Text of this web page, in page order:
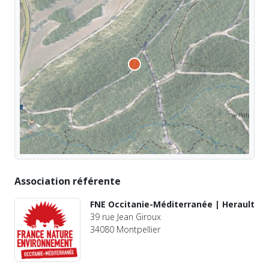
Association référente
FNE Occitanie-Méditerranée | Herault
39 rue Jean Giroux
34080 Montpellier